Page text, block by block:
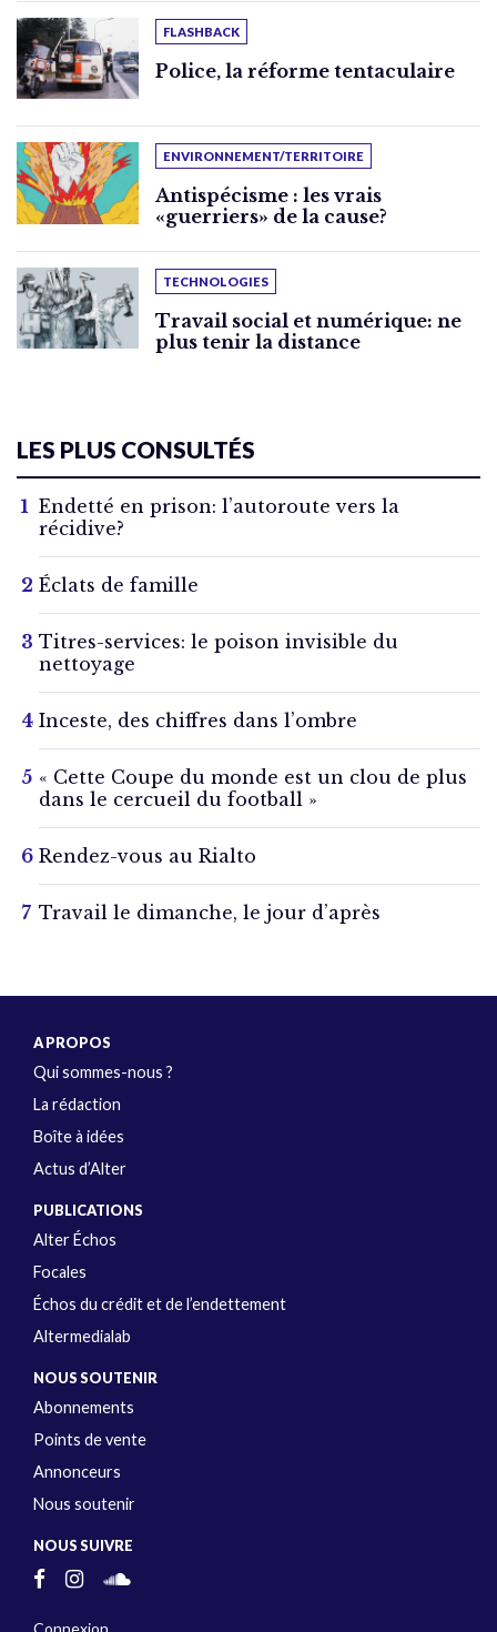
FLASHBACK
Police, la réforme tentaculaire
ENVIRONNEMENT/TERRITOIRE
Antispécisme : les vrais
«guerriers» de la cause?
TECHNOLOGIES
Travail social et numérique: ne
plus tenir la distance
LES PLUS CONSULTÉS
Endetté en prison: l’autoroute vers la
récidive?
Éclats de famille
Titres-services: le poison invisible du
nettoyage
Inceste, des chiffres dans l’ombre
« Cette Coupe du monde est un clou de plus
dans le cercueil du football »
Rendez-vous au Rialto
Travail le dimanche, le jour d’après
A PROPOS
Qui sommes-nous ?
La rédaction
Boîte à idées
Actus d’Alter
PUBLICATIONS
Alter Échos
Focales
Échos du crédit et de l’endettement
Altermedialab
NOUS SOUTENIR
Abonnements
Points de vente
Annonceurs
Nous soutenir
NOUS SUIVRE
Connexion